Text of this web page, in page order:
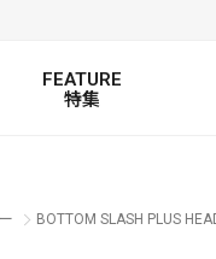
FEATURE
特集
BOTTOM SLASH PLUS